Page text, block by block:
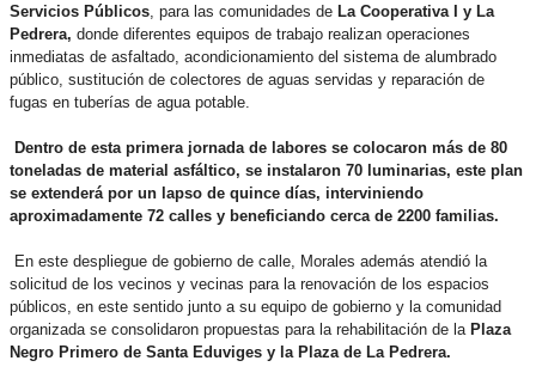
Servicios Públicos, para las comunidades de La Cooperativa I y La
Pedrera, donde diferentes equipos de trabajo realizan operaciones
inmediatas de asfaltado, acondicionamiento del sistema de alumbrado
público, sustitución de colectores de aguas servidas y reparación de
fugas en tuberías de agua potable.
Dentro de esta primera jornada de labores se colocaron más de 80
toneladas de material asfáltico, se instalaron 70 luminarias, este plan
se extenderá por un lapso de quince días, interviniendo
aproximadamente 72 calles y beneficiando cerca de 2200 familias.
En este despliegue de gobierno de calle, Morales además atendió la
solicitud de los vecinos y vecinas para la renovación de los espacios
públicos, en este sentido junto a su equipo de gobierno y la comunidad
organizada se consolidaron propuestas para la rehabilitación de la Plaza
Negro Primero de Santa Eduviges y la Plaza de La Pedrera.